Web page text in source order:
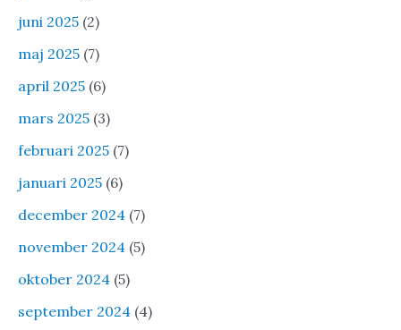
juni 2025 (2)
maj 2025 (7)
april 2025 (6)
mars 2025 (3)
februari 2025 (7)
januari 2025 (6)
december 2024 (7)
november 2024 (5)
oktober 2024 (5)
september 2024 (4)